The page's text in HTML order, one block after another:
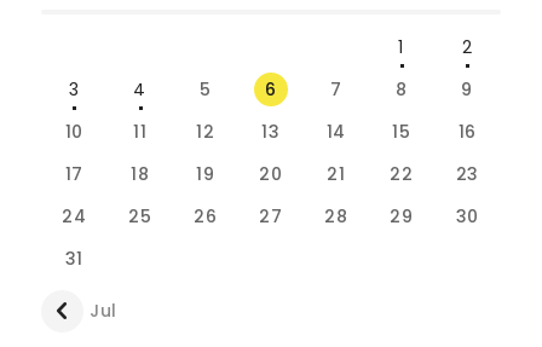
1
2
3
4 5 6 7 8
9
10
11 12 13 14 15
16
17
18 19 20 21 22
23
24
25 26 27 28 29
30
31
« Jul